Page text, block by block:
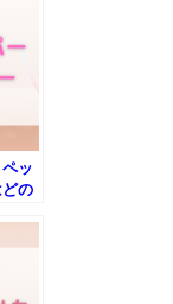
ペッ
の